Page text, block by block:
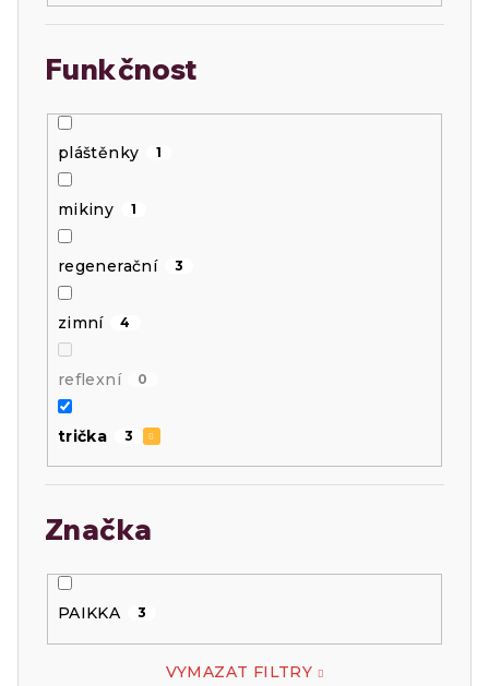
Funkčnost
pláštěnky 1
mikiny 1
regenerační 3
zimní 4
reflexní 0
trička 3
Značka
PAIKKA 3
VYMAZAT FILTRY